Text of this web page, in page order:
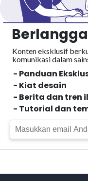
Konten eksklusif
komunikasi dalam
- Panduan
- Kiat desain
- Berita dan tren
- Tutorial dan